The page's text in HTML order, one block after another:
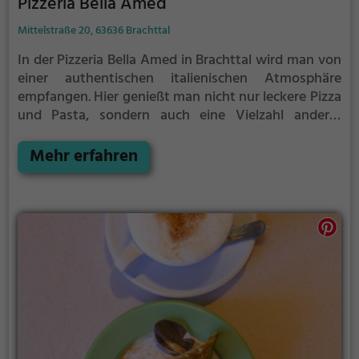
Mittelstraße 20, 63636 Brachttal
In der Pizzeria Bella Amed in Brachttal wird man von
einer authentischen italienischen Atmosphäre
empfangen. Hier genießt man nicht nur leckere Pizza
und Pasta, sondern auch eine Vielzahl anderer
Vegetarier, Fleischliebhaber oder
Gesundheitsbewusste– hier kommt jeder auf seine
zum süßen Genuss ein und eine Auswahl an
erlesenen Weinen rundet das gastronomische
Erlebnis perfekt ab. Ein Besuch in der Pizzeria Bella
Amed verspricht einen kulinarischen Ausflug nach
Mehr erfahren